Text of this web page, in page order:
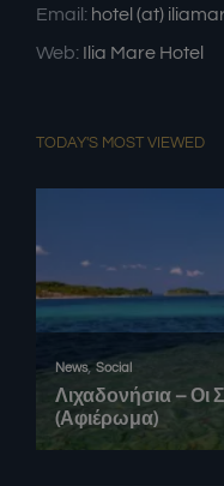
Email: hotel (at)
Web: Ilia Mare Hotel
TODAY'S MOST VIEWED